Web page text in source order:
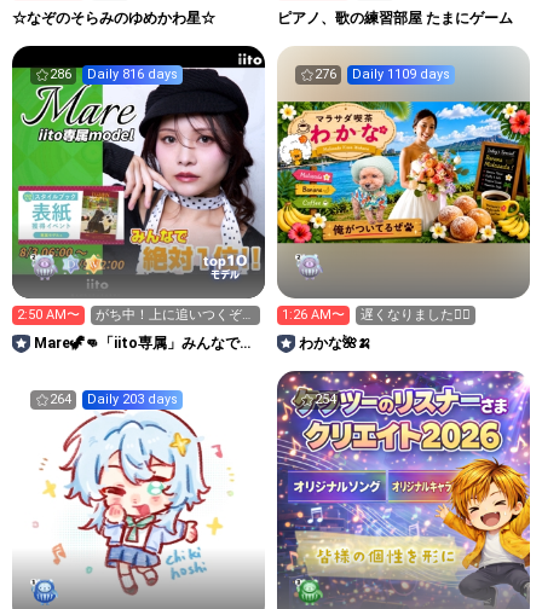
☆なぞのそらみのゆめかわ星☆ ピアノ、歌の練習部屋 たまにゲーム
286 Daily 816 days
top10
モデル
2:50 AM〜
がち中！上に追いつくぞ
っ！3:40迄、次7:20
Mare🦖👊「iito専属」みんなで表
276 Daily 1109 days
1:26 AM〜 遅くなりました🙇‍♀️
わかな🌺🍌
264 Daily 203 days 254